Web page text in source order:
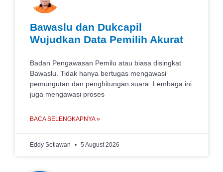
Bawaslu dan Dukcapil
Wujudkan Data Pemilih Akurat
Badan Pengawasan Pemilu atau biasa disingkat
Bawaslu. Tidak hanya bertugas mengawasi
pemungutan dan penghitungan suara. Lembaga ini
juga mengawasi proses
BACA SELENGKAPNYA »
Eddy Setiawan 5 August 2026